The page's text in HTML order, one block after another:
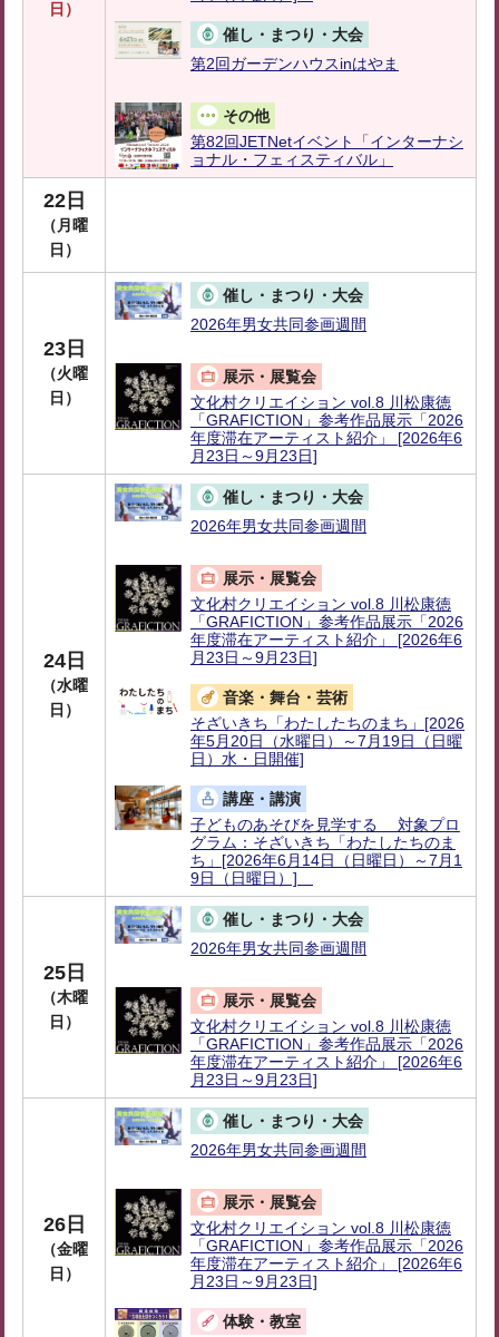
日）
催し・まつり・大会
第2回ガーデンハウスinはやま
その他
第82回JETNetイベント「インターナシ
ョナル・フェィスティバル」
22日
（月曜
日）
23日
（火曜
日）
催し・まつり・大会
2026年男女共同参画週間
展示・展覧会
文化村クリエイション vol.8 川松康徳
「GRAFICTION」参考作品展示「2026
年度滞在アーティスト紹介」 [2026年6
月23日～9月23日]
24日
（水曜
日）
催し・まつり・大会
2026年男女共同参画週間
展示・展覧会
文化村クリエイション vol.8 川松康徳
「GRAFICTION」参考作品展示「2026
年度滞在アーティスト紹介」 [2026年6
月23日～9月23日]
音楽・舞台・芸術
そざいきち「わたしたちのまち」[2026
年5月20日（水曜日）～7月19日（日曜
日）水・日開催]
講座・講演
子どものあそびを見学する 対象プロ
グラム：そざいきち「わたしたちのま
ち」[2026年6月14日（日曜日）～7月1
9日（日曜日）]
25日
（木曜
日）
催し・まつり・大会
2026年男女共同参画週間
展示・展覧会
文化村クリエイション vol.8 川松康徳
「GRAFICTION」参考作品展示「2026
年度滞在アーティスト紹介」 [2026年6
月23日～9月23日]
26日
（金曜
日）
催し・まつり・大会
2026年男女共同参画週間
展示・展覧会
文化村クリエイション vol.8 川松康徳
「GRAFICTION」参考作品展示「2026
年度滞在アーティスト紹介」 [2026年6
月23日～9月23日]
体験・教室